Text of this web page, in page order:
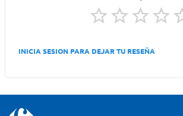
INICIA SESION PARA DEJAR TU RESEÑA